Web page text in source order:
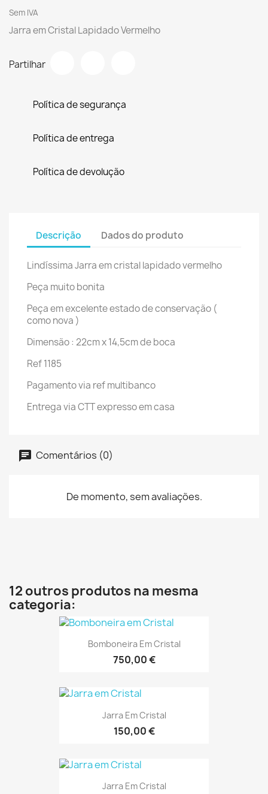
Sem IVA
Jarra em Cristal Lapidado Vermelho
Partilhar
Política de segurança
Política de entrega
Política de devolução
Descrição Dados do produto
Lindíssima Jarra em cristal lapidado vermelho
Peça muito bonita
Peça em excelente estado de conservação (
como nova )
Dimensão : 22cm x 14,5cm de boca
Ref 1185
Pagamento via ref multibanco
Entrega via CTT expresso em casa
Comentários (0)
De momento, sem avaliações.
12 outros produtos na mesma
categoria:
Bomboneira Em Cristal
750,00 €
Jarra Em Cristal
150,00 €
Jarra Em Cristal